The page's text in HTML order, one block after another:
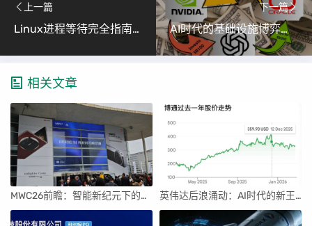
上一篇
Linux进程等待完全指南（深入理解进程管理第八部分）
下一篇
AI时代的基础设施博弈：英伟达联手OpenAI构建算力帝国与泡沫争议
相关文章
MWC26前瞻：智能新纪元下的科技盛宴 英伟达后浪涌动：AI时代的新王者与隐忧